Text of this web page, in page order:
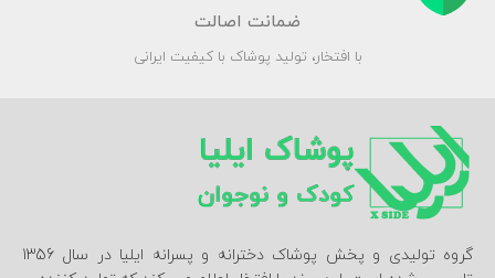
ضمانت اصالت
با افتخار، تولید پوشاک با کیفیت ایرانی
گروه تولیدی و پخش پوشاک دخترانه و پسرانه ایلیا در سال 1356